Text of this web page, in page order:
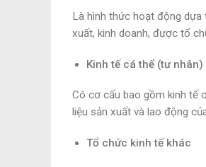
Là hình thức hoạt động dựa
xuất, kinh doanh, được tổ
Kinh tế cá thể (tư nhân)
Có cơ cấu bao gồm kinh tế
liệu sản xuất và lao động
Tổ chức kinh tế khác